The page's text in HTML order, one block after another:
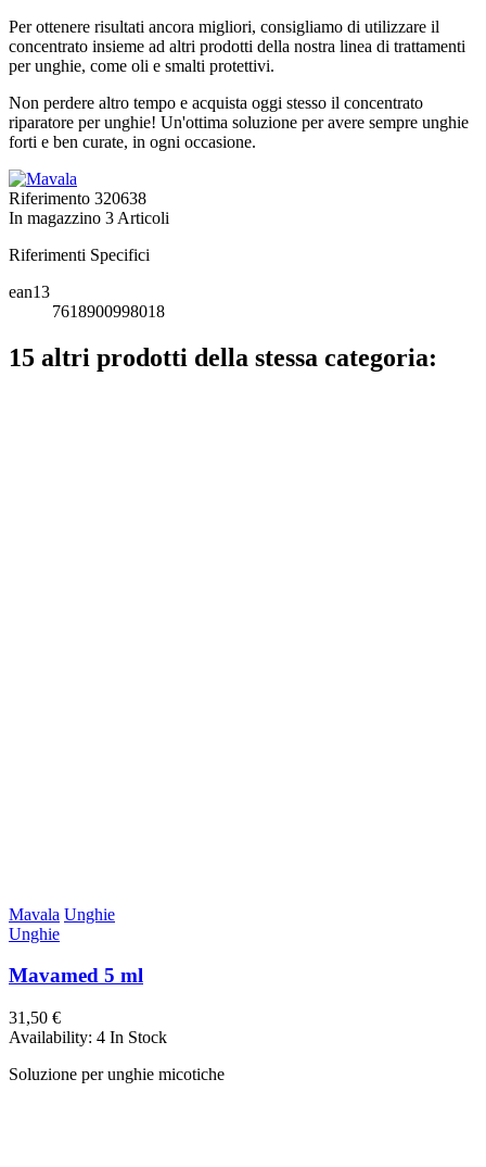
Per ottenere risultati ancora migliori, consigliamo di utilizzare il
concentrato insieme ad altri prodotti della nostra linea di trattamenti
per unghie, come oli e smalti protettivi.
Non perdere altro tempo e acquista oggi stesso il concentrato
riparatore per unghie! Un'ottima soluzione per avere sempre unghie
forti e ben curate, in ogni occasione.
Riferimento 320638
In magazzino 3 Articoli
Riferimenti Specifici
ean13
7618900998018
15 altri prodotti della stessa categoria:
Mavala Unghie
Unghie
Mavamed 5 ml
31,50 €
Availability: 4 In Stock
Soluzione per unghie micotiche